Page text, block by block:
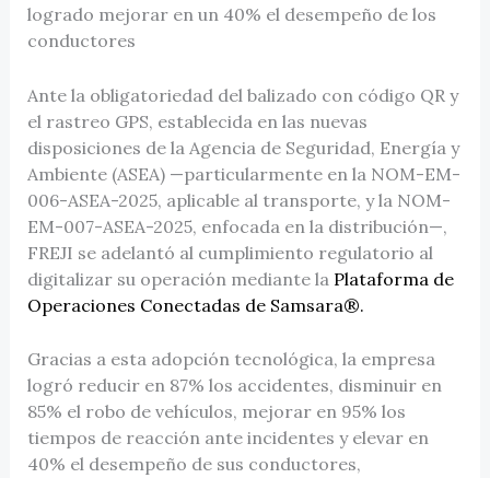
logrado mejorar en un 40% el desempeño de los
conductores
Ante la obligatoriedad del balizado con código QR y
el rastreo GPS, establecida en las nuevas
disposiciones de la Agencia de Seguridad, Energía y
Ambiente (ASEA) —particularmente en la NOM-EM-
006-ASEA-2025, aplicable al transporte, y la NOM-
EM-007-ASEA-2025, enfocada en la distribución—,
FREJI se adelantó al cumplimiento regulatorio al
digitalizar su operación mediante la Plataforma de
Operaciones Conectadas de Samsara®.
Gracias a esta adopción tecnológica, la empresa
logró reducir en 87% los accidentes, disminuir en
85% el robo de vehículos, mejorar en 95% los
tiempos de reacción ante incidentes y elevar en
40% el desempeño de sus conductores,